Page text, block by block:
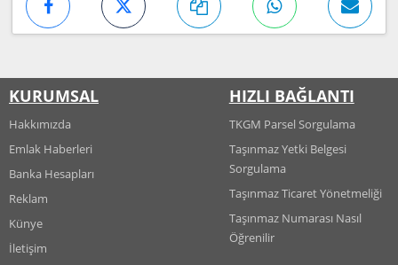
KURUMSAL
Hakkımızda
Emlak Haberleri
Banka Hesapları
Reklam
Künye
İletişim
HIZLI BAĞLANTI
TKGM Parsel Sorgulama
Taşınmaz Yetki Belgesi
Sorgulama
Taşınmaz Ticaret Yönetmeliği
Taşınmaz Numarası Nasıl
Öğrenilir